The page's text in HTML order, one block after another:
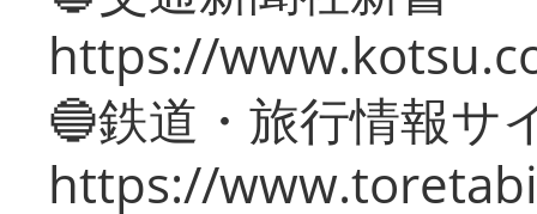
https://
🔵鉄道・旅行情報サ
https://